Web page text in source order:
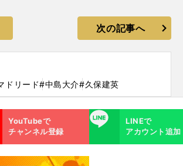
次の記事へ
ドリード#中島大介#久保建英
YouTubeで
チャンネル登録
LINE
LINEで
アカウント追加